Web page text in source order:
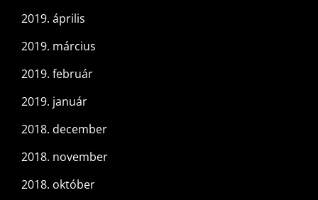
2019. április
2019. március
2019. február
2019. január
2018. december
2018. november
2018. október